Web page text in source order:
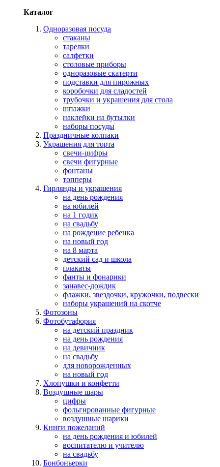
Каталог
Одноразовая посуда
стаканы
тарелки
салфетки
столовые приборы
одноразовые скатерти
подставки для пирожных
коробочки для сладостей
трубочки и украшения для стола
шпажки
наклейки на бутылки
наборы посуды
Праздничные колпаки
Украшения для торта
свечи-цифры
свечи фигурные
фонтаны
топперы
Гирлянды и украшения
на день рождения
на юбилей
на 1 годик
на свадьбу
на рождение ребенка
на новый год
на 8 марта
детский сад и школа
плакаты
фанты и фонарики
занавес-дождик
флажки, звездочки, кружочки, подвески
наборы украшений на скотче
Фотозоны
Фотобутафория
на детский праздник
на день рождения
на девичник
на свадьбу
для новорожденных
на новый год
Хлопушки и конфетти
Воздушные шары
цифры
фольгированные фигурные
воздушные шарики
Книги пожеланий
на день рождения и юбилей
воспитателю и учителю
на свадьбу
Бонбоньерки